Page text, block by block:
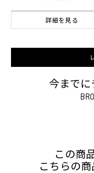
詳細を見る
今まで
この商
こちらの商